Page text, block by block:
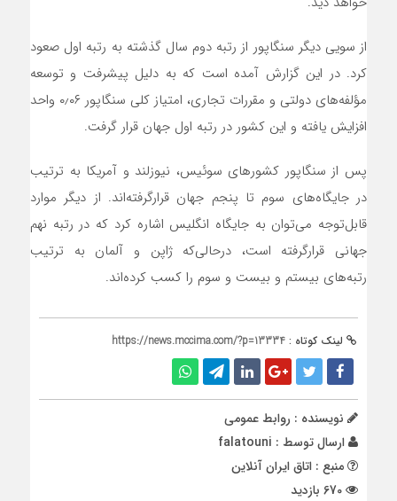
از سویی دیگر سنگاپور از رتبه دوم سال گذشته به رتبه اول صعود
کرد. در این گزارش آمده است که به دلیل پیشرفت و توسعه
مؤلفه‌های دولتی و مقررات تجاری، امتیاز کلی سنگاپور ۰٫۰۶ واحد
افزایش ‌یافته و این کشور در رتبه‌ اول جهان قرار گرفت.
پس از سنگاپور کشورهای سوئیس، نیوزلند و آمریکا به ترتیب
در جایگاه‌های سوم تا پنجم جهان قرارگرفته‌اند. از دیگر موارد
قابل‌توجه می‌توان به جایگاه انگلیس اشاره کرد که در رتبه نهم
جهانی قرارگرفته است، درحالی‌که ژاپن و آلمان به ترتیب
رتبه‌های بیستم و بیست و سوم را کسب کرده‌اند.
لینک کوتاه : https://news.mccima.com/?p=13334
نویسنده : روابط عمومی
ارسال توسط : falatouni
منبع : اتاق ایران آنلاین